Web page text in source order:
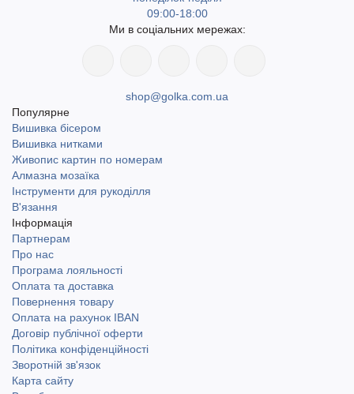
09:00-18:00
Ми в соціальних мережах:
shop@golka.com.ua
Популярне
Вишивка бісером
Вишивка нитками
Живопис картин по номерам
Алмазна мозаїка
Інструменти для рукоділля
В'язання
Інформація
Партнерам
Про нас
Програма лояльності
Оплата та доставка
Повернення товару
Оплата на рахунок IBAN
Договір публічної оферти
Політика конфіденційності
Зворотній зв'язок
Карта сайту